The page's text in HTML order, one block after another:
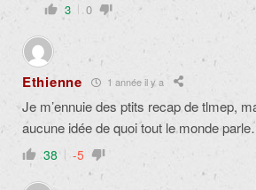
3 0
Ethienne 1 année il y a
Je m’ennuie des ptits recap de tlmep,
aucune idée de quoi tout le monde
38 -5